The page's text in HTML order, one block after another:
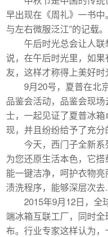
早出现在《周礼》一书
与左右微服泛江”的记载
午后时光总会让人联
说，在午后时光里，如
友，这样才称得上美好
9月20号，夏普在北京
品鉴会活动，品鉴会现
士，一起见证了夏普冰
现，并且纷纷给予了充
今天，西门子全新系
为您还原生活本色，它
能一键洁净，呵护衣物
渍洗程序，能够深层次
2015年9月12日，全
端冰箱互联工厂，同时
布。行业专家这样认为，